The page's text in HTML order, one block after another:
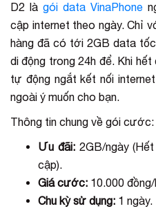
D2 là gói data VinaPhone
cập internet theo ngày. Chỉ
hàng đã có tới 2GB data
di động trong 24h để. Khi
tự động ngắt kết nối
ngoài ý muốn cho bạn.
Thông tin chung về gói cước:
Ưu đãi:2GB/ngày
cập).
Giá cước: 10.000
Chu kỳ sử dụng: 1 ngày.